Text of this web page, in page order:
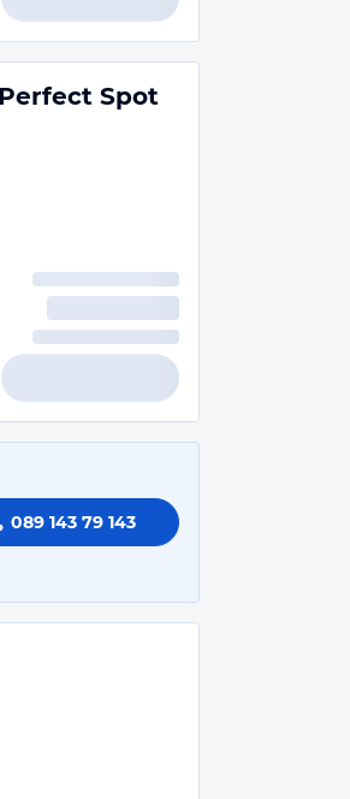
Spot
089 143 79 143